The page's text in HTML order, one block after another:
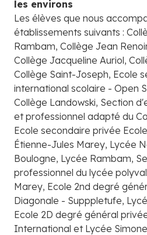
les environs
Les élèves que nous
établissements suivants :
Rambam, Collège Jean
Collège Jacqueline Auriol,
Collège Saint-Joseph, Ecole
international scolaire - Open
Collège Landowski, Section
et professionnel adapté du
Ecole secondaire privée
Étienne-Jules Marey, Lycée
Boulogne, Lycée Rambam,
professionnel du lycée
Marey, Ecole 2nd degré
Diagonale - Supppletufe,
Ecole 2D degré général
International et Lycée Simone